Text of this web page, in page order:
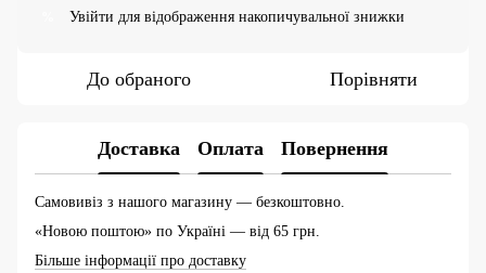
Увійти для відображення накопичувальної знижки
До обраного Порівняти
Доставка Оплата Повернення
Самовивіз з нашого магазину — безкоштовно.
«Новою поштою» по Україні — від 65 грн.
Більше інформації про доставку